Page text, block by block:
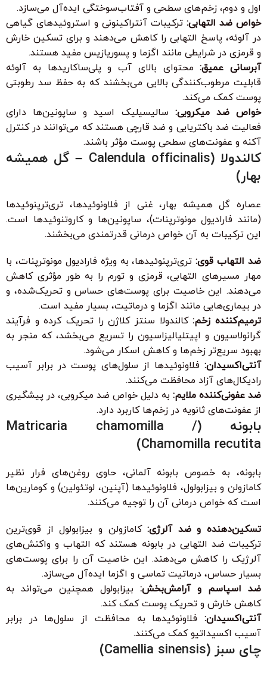
اول و دوم، زخم‌های سطحی و آفتاب‌سوختگی ایده‌آل می‌سازد.
خواص ضد التهابی: ترکیبات آنتراکینونی و استروئیدهای گیاهی
در آلوئه، پاسخ التهابی را کاهش می‌دهند و برای تسکین خارش
و قرمزی در شرایطی مانند اگزما و پسوریازیس مفید هستند.
آبرسانی عمیق:محتوای بالای آب و پلی‌ساکاریدها به آلوئه
قابلیت مرطوب‌کنندگی بالایی می‌بخشند که به حفظ سد رطوبتی
پوست کمک می‌کند.
خواص ضد میکروبی: سالیسیلیک اسید و ساپونین‌ها دارای
فعالیت ضد باکتریایی و ضد قارچی هستند که می‌توانند در کنترل
آکنه و عفونت‌های سطحی پوست مؤثر باشند.
کالندولا (Calendula officinalis – گل همیشه
بهار)
عصاره گل همیشه بهار، غنی از فلاونوئیدها، تری‌ترپنوئیدها
(مانند فارادیول مونوترپنات)، ساپونین‌ها و کاروتنوئیدها است.
این ترکیبات به آن خواص درمانی قدرتمندی می‌بخشند.
ضد التهاب قوی:تری‌ترپنوئیدها، به ویژه فارادیول مونوترپنات، با
مهار مسیرهای التهابی، قرمزی و تورم را به طور مؤثری کاهش
می‌دهند. این خاصیت برای پوست‌های حساس و تحریک‌شده، و
در بیماری‌هایی مانند اگزما و درماتیت، بسیار مفید است.
ترمیم‌کننده زخم:کالندولا سنتز کلاژن را تحریک کرده و فرآیند
گرانولاسیون و اپیتلیالیزاسیون را تسریع می‌بخشد، که منجر به
بهبود سریع‌تر زخم‌ها و کاهش اسکار می‌شود.
آنتی‌اکسیدان: فلاونوئیدها از سلول‌های پوست در برابر آسیب
رادیکال‌های آزاد محافظت می‌کنند.
ضد عفونی‌کننده ملایم: به دلیل خواص ضد میکروبی، در پیشگیری
از عفونت‌های ثانویه در زخم‌ها کاربرد دارد.
بابونه (Matricaria chamomilla /
Chamomilla recutita)
بابونه، به خصوص بابونه آلمانی، حاوی روغن‌های فرار نظیر
کامازولن و بیزابولول، فلاونوئیدها (آپنین، لوتئولین) و کومارین‌ها
است که خواص درمانی آن را توجیه می‌کنند.
تسکین‌دهنده و ضد آلرژی:کامازولن و بیزابولول از قوی‌ترین
ترکیبات ضد التهابی در بابونه هستند که التهاب و واکنش‌های
آلرژیک را کاهش می‌دهند. این خاصیت آن را برای پوست‌های
بسیار حساس، درماتیت تماسی و اگزما ایده‌آل می‌سازد.
ضد اسپاسم و آرامش‌بخش: بیزابولول همچنین می‌تواند به
کاهش خارش و تحریک پوست کمک کند.
آنتی‌اکسیدان: فلاونوئیدها به محافظت از سلول‌ها در برابر
آسیب اکسیداتیو کمک می‌کنند.
چای سبز (Camellia sinensis)